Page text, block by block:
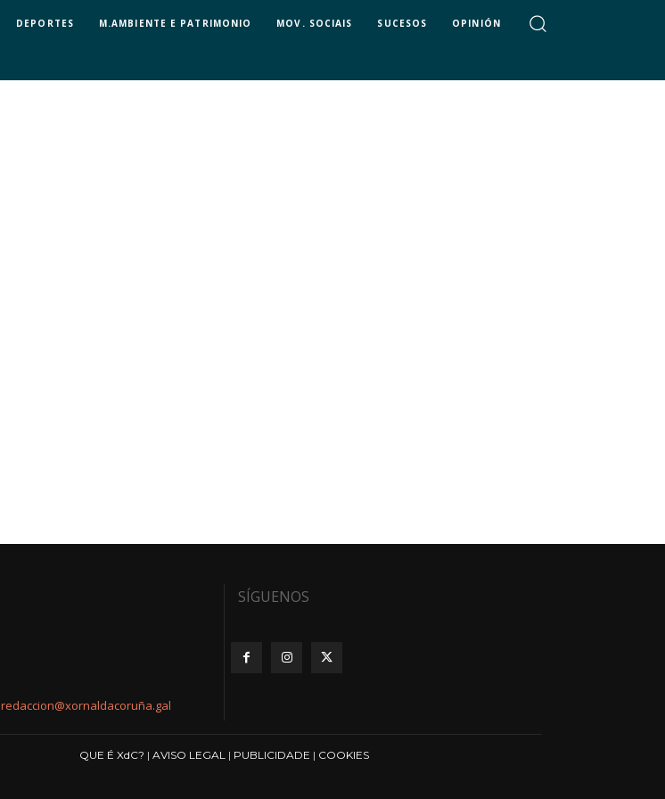
DEPORTES M.AMBIENTE E PATRIMONIO MOV. SOCIAIS SUCESOS OPINIÓN
redaccion@xornaldacoruña.gal
SÍGUENOS
QUE É XdC? | AVISO LEGAL | PUBLICIDADE | COOKIES